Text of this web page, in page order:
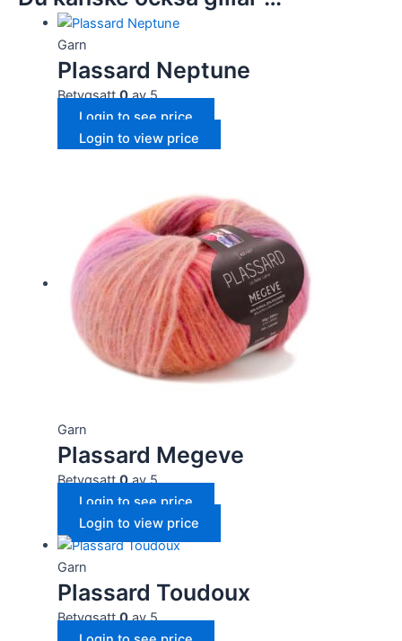
Garn
Plassard Neptune
Betygsatt0av 5
Login to see price
Login to view price
Garn
Plassard Megeve
Betygsatt0av 5
Login to see price
Login to view price
Garn
Plassard Toudoux
Betygsatt0av 5